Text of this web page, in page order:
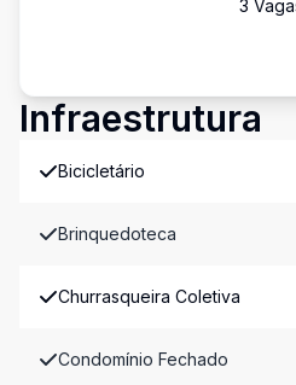
3 Vaga
Infraestrutura
Bicicletário
Brinquedoteca
Churrasqueira Coletiva
Condomínio Fechado